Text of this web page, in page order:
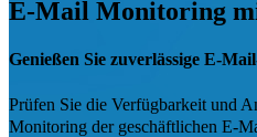
E-Mail Monitoring
Genießen Sie zuverlässige E-
Prüfen Sie die Verfügbarkeit und
Monitoring der geschäftlichen E-